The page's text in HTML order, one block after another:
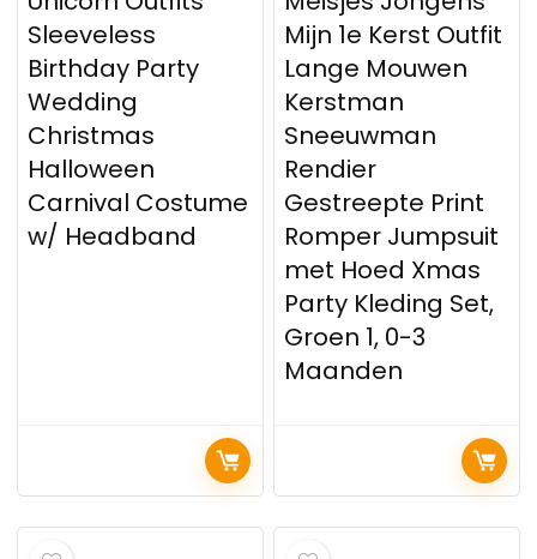
Sleeveless
Birthday Party
Wedding
Christmas
Halloween
Carnival Costume
w/ Headband
Mijn 1e Kerst Outfit
Lange Mouwen
Kerstman
Sneeuwman
Rendier
Gestreepte Print
Romper Jumpsuit
met Hoed Xmas
Party Kleding Set,
Groen 1, 0-3
Maanden